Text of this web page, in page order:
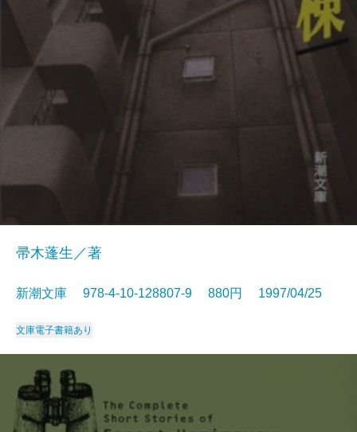
帚木蓬生／著
新潮文庫 978-4-10-128807-9 880円 1997/04/25
文庫電子書籍あり